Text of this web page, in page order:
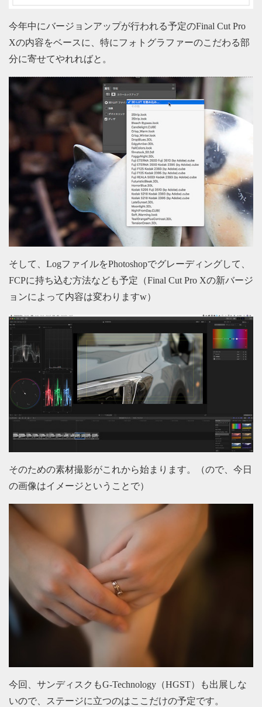
今年中にバージョンアップが行われる予定のFinal Cut Pro
Xの内容をベースに、特にフォトグラファーのこだわる部
分に寄せてやれればと。
そして、LogファイルをPhotoshopでグレーディングして、
FCPに持ち込む方法なども予定（Final Cut Pro Xの新バージ
ョンによって内容は変わりますw）
そのための素材撮影がこれから始まります。（ので、今日
の画像はイメージということで）
今回、サンディスクもG-Technology（HGST）も出展しな
いので、ステージに立つのはここだけの予定です。